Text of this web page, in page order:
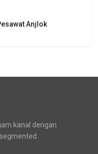
Anjlok
kanal dengan